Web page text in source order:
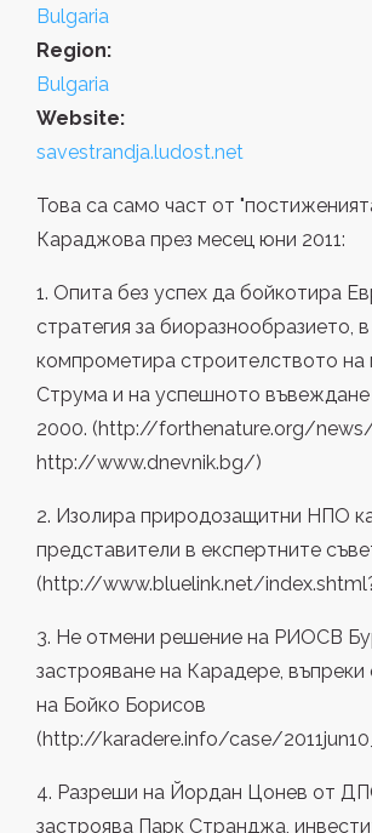
Bulgaria
Region:
Bulgaria
Website:
savestrandja.ludost.net
Това са само част от
Караджова през месец юни 2011:
1. Опита без успех да бойкотира
стратегия за биоразнообразието, в
компрометира строителството на
Струма и на успешното
2000. (http://forthenature.org/
http://www.dnevnik.bg/)
2. Изолира природозащитни НПО
представители в експертните
(http://www.bluelink.net/
3. Не отмени решение на РИОСВ
застрояване на Карадере,
на Бойко Борисов
(http://karadere.info/case/
4. Разреши на Йордан Цонев от
застроява Парк Странджа,